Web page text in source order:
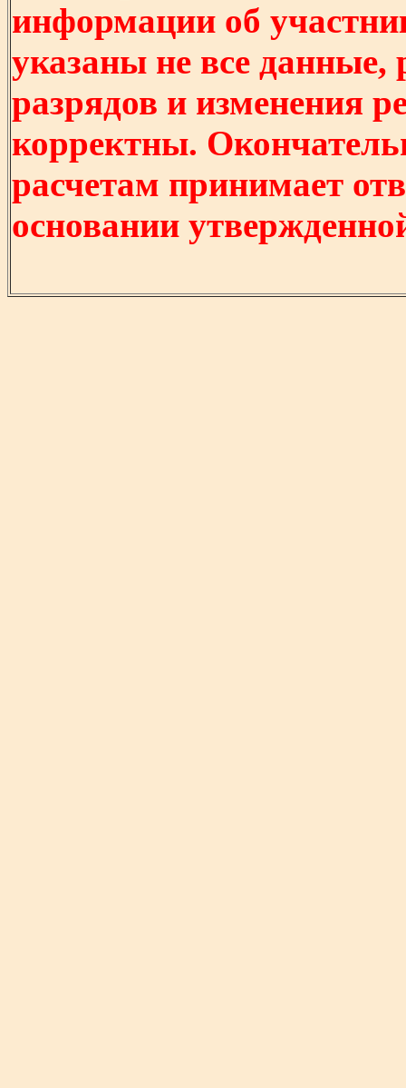
информации об
указаны не все
разрядов и изменения
корректны.
расчетам принимает
основании